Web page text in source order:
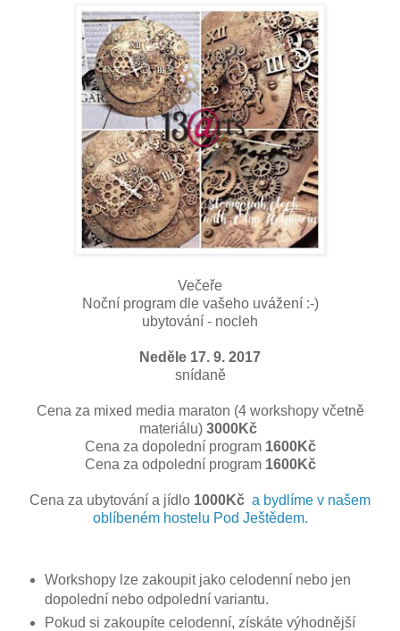
Večeře
Noční program dle vašeho uvážení :-)
ubytování - nocleh
Neděle 17. 9. 2017
snídaně
Cena za mixed media maraton (4 workshopy včetně
materiálu) 3000Kč
Cena za dopolední program1600Kč
Cena za odpolední program1600Kč
Cena za ubytování a jídlo 1000Kč a bydlíme v našem
oblíbeném hostelu Pod Ještědem.
Workshopy lze zakoupit jako celodenní nebo jen
dopolední nebo odpolední variantu.
Pokud si zakoupíte celodenní, získáte výhodnější